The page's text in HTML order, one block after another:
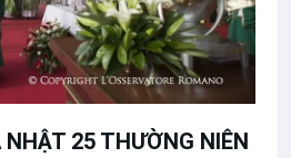
25 THƯỜNG NIÊN